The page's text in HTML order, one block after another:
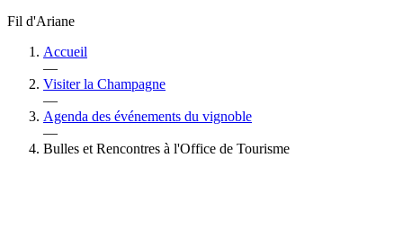
Fil d'Ariane
Accueil
—
Visiter la Champagne
—
Agenda des événements du vignoble
—
Bulles et Rencontres à l'Office de Tourisme